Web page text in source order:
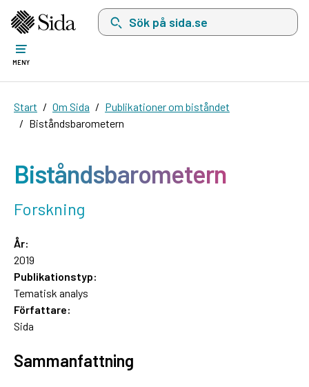
Sök på sida.se, sökförslag kommer att visas
MENY
Start Om Sida
Publikationer om biståndet
Biståndsbarometern
Biståndsbarometern
Forskning
År:
2019
Publikationstyp:
Tematisk analys
Författare:
Sida
Sammanfattning